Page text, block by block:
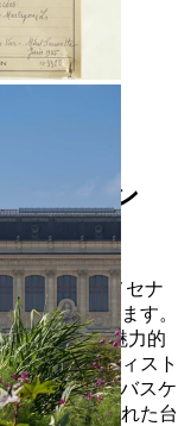
・フラン
メディチのメセナ
支援しています。
ィチを再び魅力的
は、アーティスト
（ローラ・バスケ
々と詩が刻まれた台